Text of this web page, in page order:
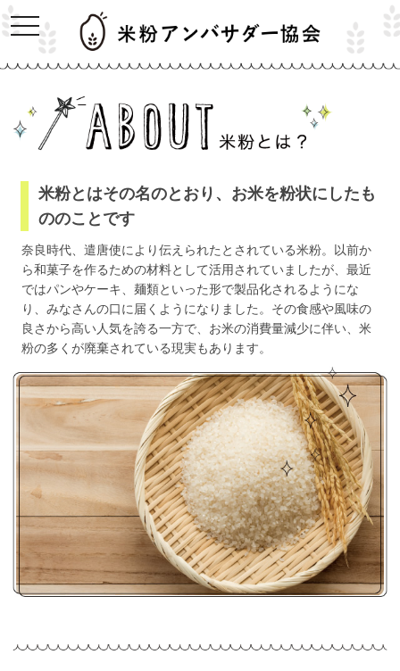
米粉とはその名のとおり、お米を粉状にしたも
ののことです
奈良時代、遣唐使により伝えられたとされている米粉。以前か
ら和菓子を作るための材料として活用されていましたが、最近
ではパンやケーキ、麺類といった形で製品化されるようにな
り、みなさんの口に届くようになりました。その食感や風味の
良さから高い人気を誇る一方で、お米の消費量減少に伴い、米
粉の多くが廃棄されている現実もあります。